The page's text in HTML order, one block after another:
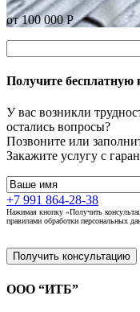
от 100 000 Р
Получите бесплатную
У вас возникли
остались вопросы?
Позвоните или
Закажите услугу с
+7 991 864-28-38
Нажимая кнопку «Получить
правилами обработки персональных
Получить консультацию
ООО “ИТБ”